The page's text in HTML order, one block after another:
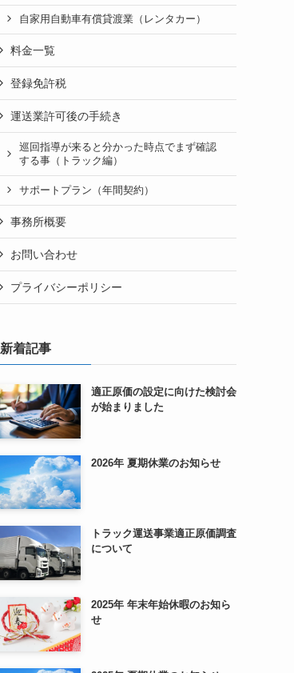
自家用自動車有償貸渡業（レンタカー）
料金一覧
登録免許税
運送業許可後の手続き
巡回指導が来ると分かった時点でまず確認
する事（トラック編）
サポートプラン（年間契約）
事務所概要
お問い合わせ
プライバシーポリシー
新着記事
適正原価の設定に向けた検討会
が始まりました
2026年 夏期休業のお知らせ
トラック運送事業適正原価調査
について
2025年 年末年始休暇のお知ら
せ